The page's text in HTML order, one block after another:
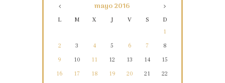
mayo2016
L M X J V S
D
1
2
3 4 5 6 7
8
9
10 11 12 13 14
15
16
17 18 19 20 21
22